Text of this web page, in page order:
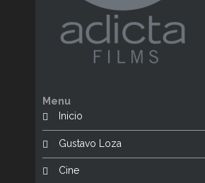
Menu
Inicio
Gustavo Loza
Cine